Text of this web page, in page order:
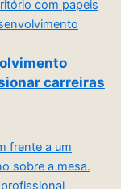
carreiras